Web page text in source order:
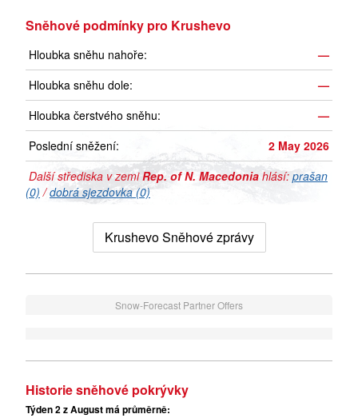
Sněhové podmínky pro Krushevo
Hloubka sněhu nahoře:
—
Hloubka sněhu dole:
—
Hloubka čerstvého sněhu:
—
Poslední sněžení:
2 May 2026
Další střediska v zemiRep. of N. Macedonia hlásí: prašan
(0) /dobrá sjezdovka (0)
Krushevo Sněhové zprávy
Snow-Forecast Partner Offers
Historie sněhové pokrývky
Týden 2 z August má průměrně: